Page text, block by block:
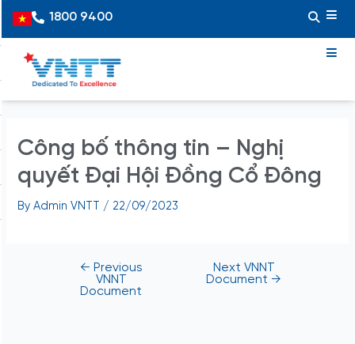
content
Vietnamese
1800 9400
Công bố thông tin – Nghị
quyết Đại Hội Đồng Cổ Đông
ByAdmin VNTT / 22/09/2023
navigation
← Previous
VNNT
Document
Next VNNT
Document →